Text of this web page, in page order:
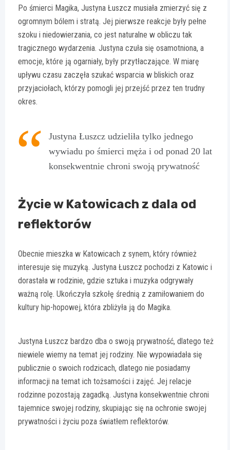
Po śmierci Magika, Justyna Łuszcz musiała zmierzyć się z
ogromnym bólem i stratą. Jej pierwsze reakcje były pełne
szoku i niedowierzania, co jest naturalne w obliczu tak
tragicznego wydarzenia. Justyna czuła się osamotniona, a
emocje, które ją ogarniały, były przytłaczające. W miarę
upływu czasu zaczęła szukać wsparcia w bliskich oraz
przyjaciołach, którzy pomogli jej przejść przez ten trudny
okres.
Justyna Łuszcz udzieliła tylko jednego
wywiadu po śmierci męża i od ponad 20 lat
konsekwentnie chroni swoją prywatność
Życie w Katowicach z dala od
reflektorów
Obecnie mieszka w Katowicach z synem, który również
interesuje się muzyką. Justyna Łuszcz pochodzi z Katowic i
dorastała w rodzinie, gdzie sztuka i muzyka odgrywały
ważną rolę. Ukończyła szkołę średnią z zamiłowaniem do
kultury hip-hopowej, która zbliżyła ją do Magika.
Justyna Łuszcz bardzo dba o swoją prywatność, dlatego też
niewiele wiemy na temat jej rodziny. Nie wypowiadała się
publicznie o swoich rodzicach, dlatego nie posiadamy
informacji na temat ich tożsamości i zajęć. Jej relacje
rodzinne pozostają zagadką. Justyna konsekwentnie chroni
tajemnice swojej rodziny, skupiając się na ochronie swojej
prywatności i życiu poza światłem reflektorów.